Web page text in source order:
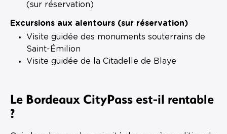
(sur réservation)
Excursions aux alentours (sur réservation)
Visite guidée des monuments souterrains de
Saint-Émilion
Visite guidée de la Citadelle de Blaye
Le Bordeaux CityPass est-il rentable
?